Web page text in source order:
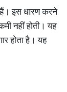
इस धारण करने
नहीं होती। यह
होता है। यह